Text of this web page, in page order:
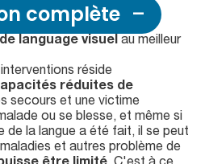
complète
language visuel au meilleur
réside
réduites de
secours et une victime
ou se blesse, et même si
la langue a été fait, il se peut
et autres problème de